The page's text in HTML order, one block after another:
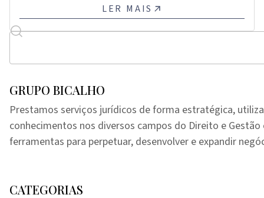
LER MAIS
GRUPO BICALHO
Prestamos serviços jurídicos de forma estratégica,
conhecimentos nos diversos campos do Direito e
ferramentas para perpetuar, desenvolver e expandir
CATEGORIAS